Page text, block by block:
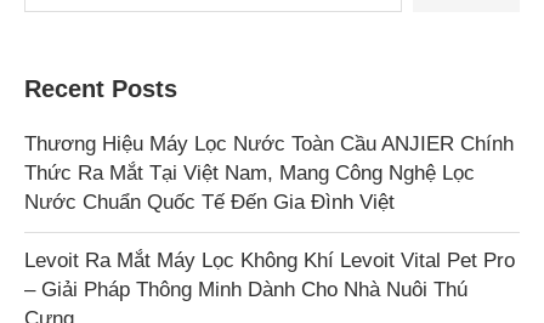
Recent Posts
Thương Hiệu Máy Lọc Nước Toàn Cầu ANJIER Chính
Thức Ra Mắt Tại Việt Nam, Mang Công Nghệ Lọc
Nước Chuẩn Quốc Tế Đến Gia Đình Việt
Levoit Ra Mắt Máy Lọc Không Khí Levoit Vital Pet Pro
– Giải Pháp Thông Minh Dành Cho Nhà Nuôi Thú
Cưng